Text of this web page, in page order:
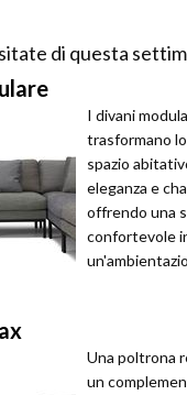
di questa
I divani
trasformano lo
spazio
eleganza e
offrendo una
confortevole
Una poltrona
un